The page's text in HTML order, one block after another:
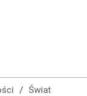
Premiera
/ Świat